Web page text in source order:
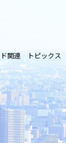
関連 トピックス